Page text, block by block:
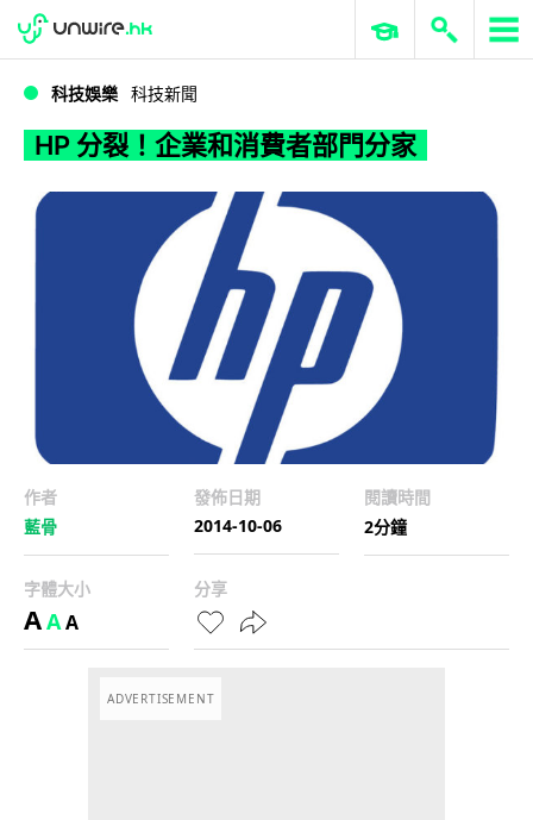
HP 分裂！企業和消費者部門分家
WWDC 2026 ERP 與商業 AI
科技娛樂 科技新聞
HP 分裂！企業和消費者部門分家
作者
藍骨
發佈日期
2014-10-06
閱讀時間
2分鐘
字體大小
AAA
分享
ADVERTISEMENT